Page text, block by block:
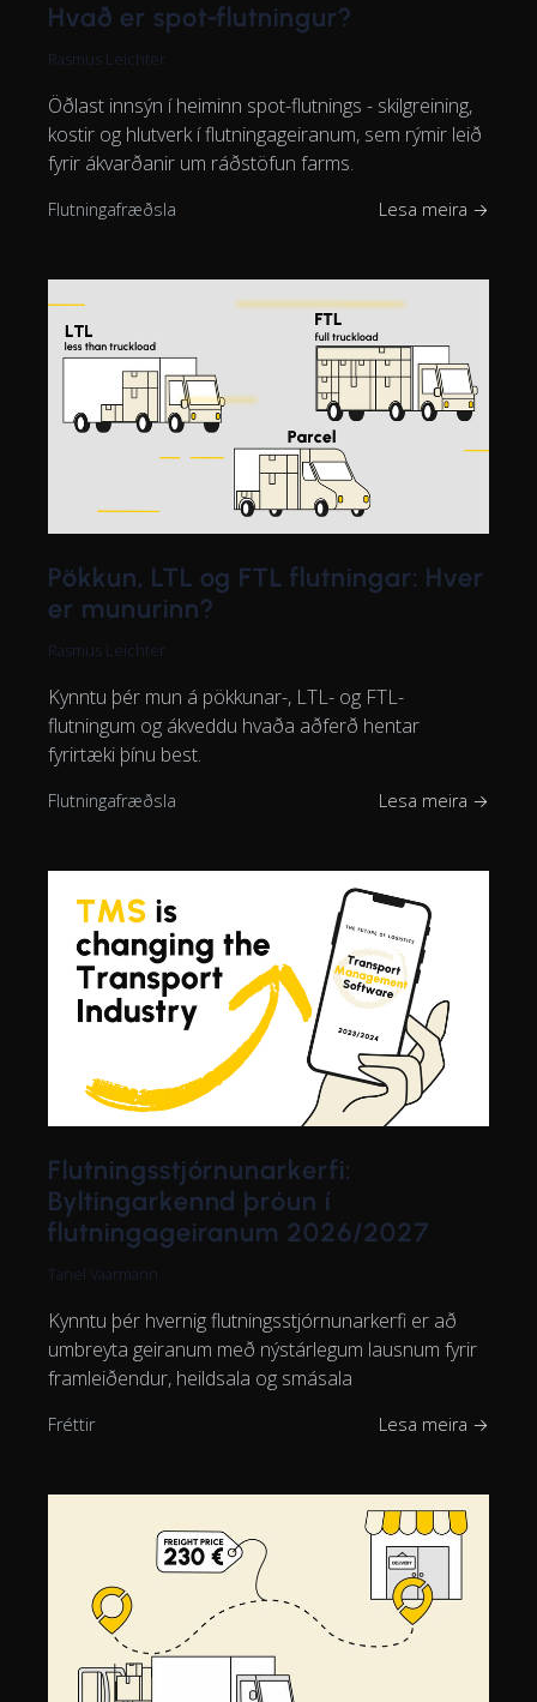
Hvað er spot-flutningur?
Rasmus Leichter
Öðlast innsýn í heiminn spot-flutnings - skilgreining,
kostir og hlutverk í flutningageiranum, sem rýmir leið
fyrir ákvarðanir um ráðstöfun farms.
Flutningafræðsla Lesa meira →
Pökkun, LTL og FTL flutningar: Hver
er munurinn?
Rasmus Leichter
Kynntu þér mun á pökkunar-, LTL- og FTL-
flutningum og ákveddu hvaða aðferð hentar
fyrirtæki þínu best.
Flutningafræðsla Lesa meira →
Flutningsstjórnunarkerfi:
Byltingarkennd þróun í
flutningageiranum 2026/2027
Tanel Vaarmann
Kynntu þér hvernig flutningsstjórnunarkerfi er að
umbreyta geiranum með nýstárlegum lausnum fyrir
framleiðendur, heildsala og smásala
Fréttir Lesa meira →